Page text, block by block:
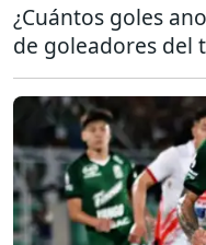
¿Cuántos goles
de goleadores del